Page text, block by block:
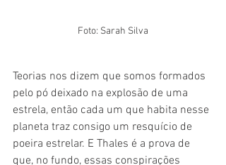
Foto: Sarah Silva
Teorias nos dizem que somos formados
pelo pó deixado na explosão de uma
estrela, então cada um que habita nesse
planeta traz consigo um resquício de
poeira estrelar. E Thales é a prova de
que, no fundo, essas conspirações